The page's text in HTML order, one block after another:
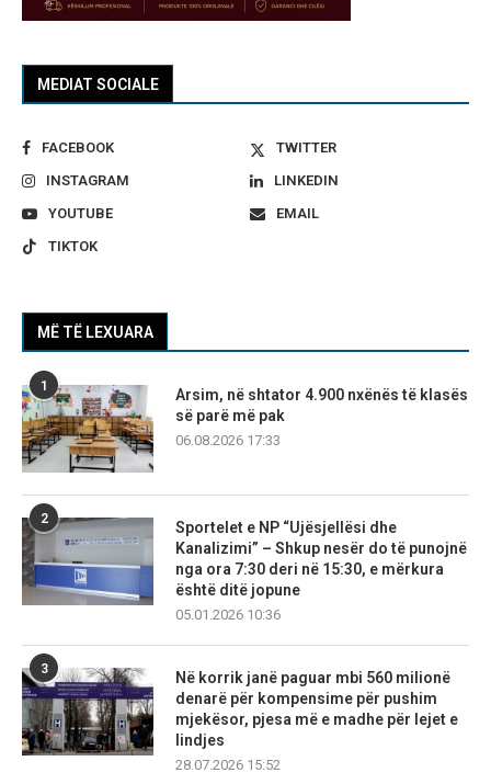
MEDIAT SOCIALE
FACEBOOK
TWITTER
INSTAGRAM
LINKEDIN
YOUTUBE
EMAIL
TIKTOK
MË TË LEXUARA
1
Arsim, në shtator 4.900 nxënës të klasës
së parë më pak
06.08.2026 17:33
2
Sportelet e NP “Ujësjellësi dhe
Kanalizimi” – Shkup nesër do të punojnë
nga ora 7:30 deri në 15:30, e mërkura
është ditë jopune
05.01.2026 10:36
3
Në korrik janë paguar mbi 560 milionë
denarë për kompensime për pushim
mjekësor, pjesa më e madhe për lejet e
lindjes
28.07.2026 15:52